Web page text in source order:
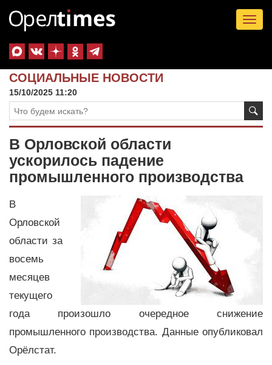
СОЦИАЛЬНЫЕ НОВОСТИ
15/10/2025 11:20
В Орловской области
ускорилось падение
промышленного производства
В
Орловской
области за
восемь
месяцев
текущего
года произошло очередное снижение
промышленного производства. Данные опубликовал
Орёлстат.